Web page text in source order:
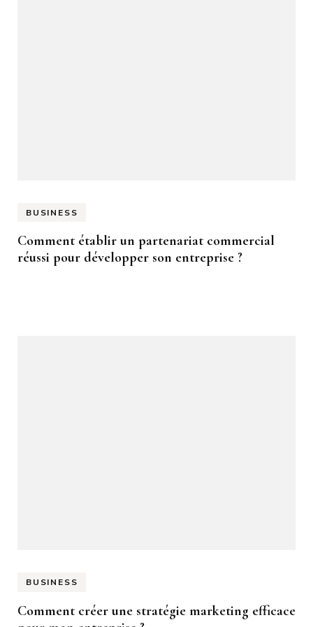
BUSINESS
Comment établir un partenariat commercial
réussi pour développer son entreprise ?
BUSINESS
Comment créer une stratégie marketing efficace